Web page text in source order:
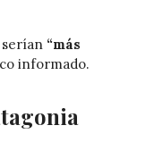
“más
informado.